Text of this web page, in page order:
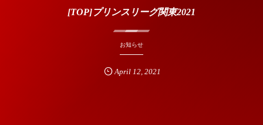
[TOP]プリンスリーグ関東2021
お知らせ
April 12,2021